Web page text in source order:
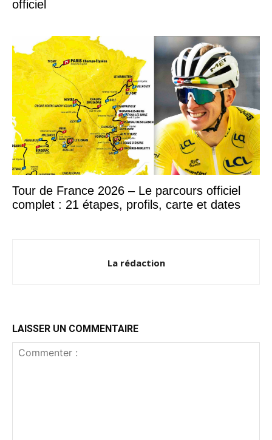
officiel
Tour de France 2026 – Le parcours officiel
complet : 21 étapes, profils, carte et dates
La rédaction
LAISSER UN COMMENTAIRE